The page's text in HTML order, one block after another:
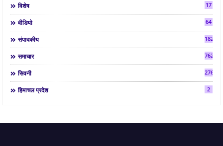
विशेष 17
वीडियो 64
संपादकीय 182
समाचार 7624
सिवनी 2763
हिमाचल प्रदेश 2